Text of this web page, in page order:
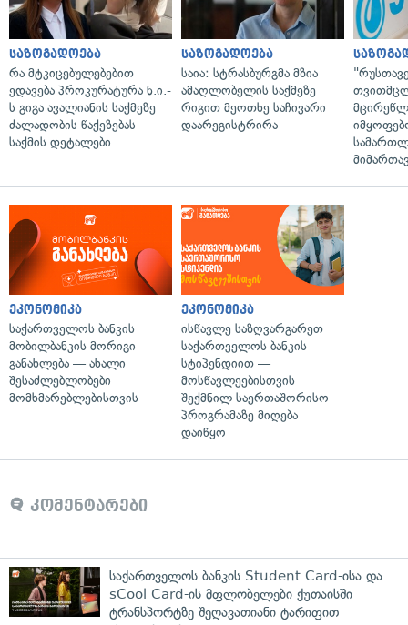
საზოგადოება
რა მტკიცებულებებით
ედავება პროკურატურა ნ.ი.-
ს გიგა ავალიანის საქმეზე
ძალადობის წაქეზებას —
საქმის დეტალები
საზოგადოება
საია: სტრასბურგმა მზია
ამაღლობელის საქმეზე
რიგით მეოთხე საჩივარი
დაარეგისტრირა
ეკონომიკა
საქართველოს ბანკის
მობილბანკის მორიგი
განახლება — ახალი
შესაძლებლობები
მომხმარებლებისთვის
ეკონომიკა
ისწავლე საზღვარგარეთ
საქართველოს ბანკის
სტიპენდიით —
მოსწავლეებისთვის
შექმნილ საერთაშორისო
პროგრამაზე მიღება
დაიწყო
კომენტარები
საქართველოს ბანკის Student Card-ისა და
sCool Card-ის მფლობელები ქუთაისში
ტრანსპორტზე შეღავათიანი ტარიფით